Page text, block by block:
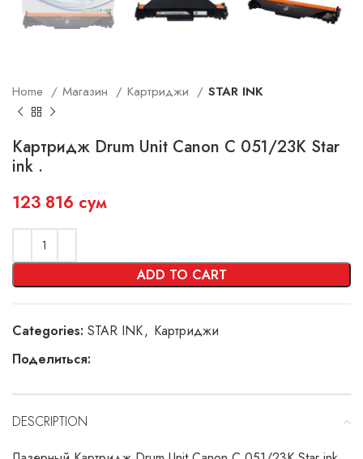
Home Магазин Картриджи STAR INK
Картридж Drum Unit Canon C 051/23K Star
ink .
123 816 сум
ADD TO CART
Categories: STAR INK, Картриджи
Поделиться:
DESCRIPTION